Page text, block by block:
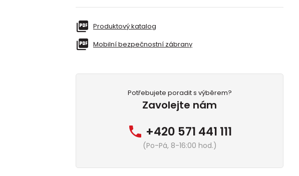
Produktový katalog
Mobilní bezpečnostní zábrany
Potřebujete poradit s výběrem?
Zavolejte nám
+420 571 441 111
(Po-Pá, 8-16:00 hod.)